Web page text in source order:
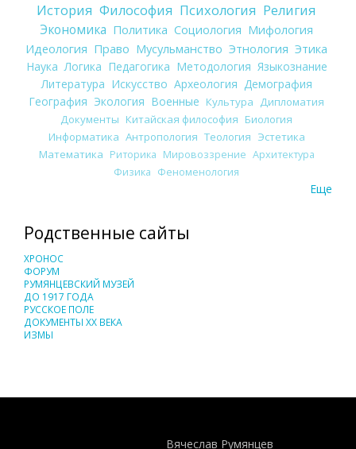
История Философия Психология Религия
Экономика Политика Социология Мифология
Идеология Право Мусульманство Этнология Этика
Наука Логика Педагогика Методология Языкознание
Литература Искусство Археология Демография
География Экология Военные Культура
Дипломатия
Документы Китайская философия Биология
Информатика Антропология Теология Эстетика
Математика Риторика Мировоззрение Архитектура
Физика Феноменология
Еще
Родственные сайты
ХРОНОС
ФОРУМ
РУМЯНЦЕВСКИЙ МУЗЕЙ
ДО 1917 ГОДА
РУССКОЕ ПОЛЕ
ДОКУМЕНТЫ XX ВЕКА
ИЗМЫ
Вячеслав Румянцев